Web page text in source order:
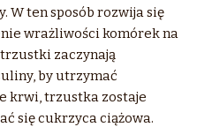
W ten sposób rozwija się
wrażliwości komórek na
zaczynają
by utrzymać
krwi, trzustka zostaje
się cukrzyca ciążowa.